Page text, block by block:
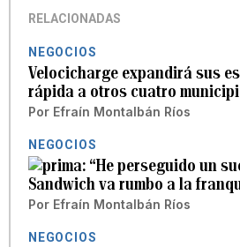
RELACIONADAS
NEGOCIOS
Velocicharge expandirá sus
rápida a otros cuatro
Por Efraín Montalbán Ríos
NEGOCIOS
“He perseguido un
Sandwich va rumbo a la
Por Efraín Montalbán Ríos
NEGOCIOS